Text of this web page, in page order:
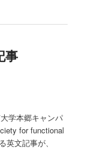
事
学本郷キャンパ
for functional
文記事が、